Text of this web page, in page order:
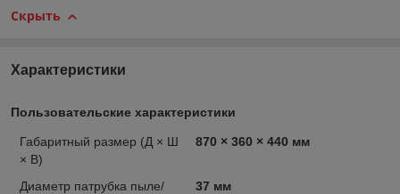
Скрыть
Характеристики
Пользовательские характеристики
Габаритный размер (Д × Ш
× В)
870 × 360 × 440 мм
Диаметр патрубка пыле/
37 мм